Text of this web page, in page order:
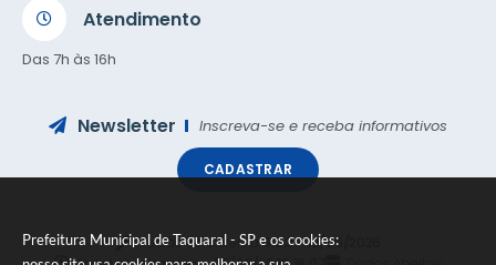
Prefeitura Municipal de Taquaral - SP e os cookies:
Atendimento
Das 7h às 16h
Newsletter Inscreva-se e receba informativos
CADASTRAR
Versão do Sistema:3.5.3 - 19/06/2026